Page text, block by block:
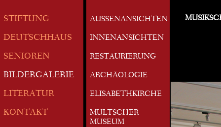
STIFTUNG
DEUTSCHHAUS
SENIOREN
BILDERGALERIE
LITERATUR
KONTAKT
AUSSENANSICHTEN
INNENANSICHTEN
RESTAURIERUNG
ARCHÄOLOGIE
ELISABETHKIRCHE
MULTSCHER
MUSEUM